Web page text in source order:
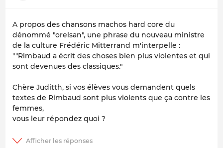
A propos des chansons machos hard core du
dénommé "orelsan", une phrase du nouveau ministre
de la culture Frédéric Mitterrand m'interpelle :
""Rimbaud a écrit des choses bien plus violentes et qui
sont devenues des classiques."
Chère Juditth, si vos élèves vous demandent quels
textes de Rimbaud sont plus violents que ça contre les
femmes,
vous leur répondez quoi ?